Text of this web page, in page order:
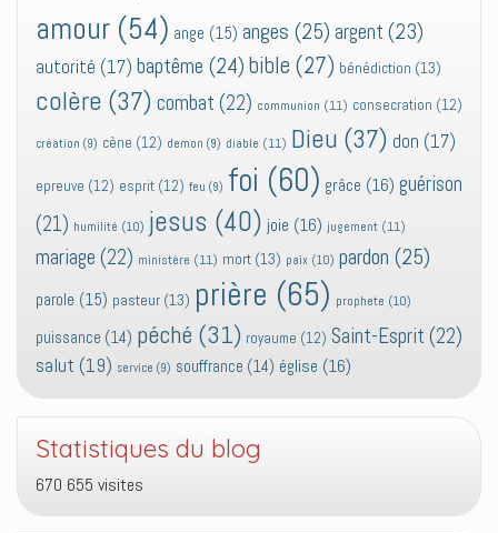
amour (54) ange (15) anges (25) argent (23)
autorité (17) baptême (24) bible (27) bénédiction (13)
colère (37) combat (22) communion (11) consecration (12)
création (9) cène (12) demon (9) diable (11) Dieu (37) don (17)
epreuve (12) esprit (12) feu (9) foi (60) grâce (16) guérison
(21) humilité (10) jesus (40) joie (16) jugement (11)
mariage (22) ministère (11) mort (13) paix (10) pardon (25)
parole (15) pasteur (13) prière (65) prophete (10)
puissance (14) péché (31) royaume (12) Saint-Esprit (22)
salut (19) service (9) souffrance (14) église (16)
Statistiques du blog
670 655 visites